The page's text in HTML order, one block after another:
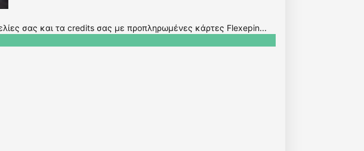
σας και τα credits σας με προπληρωμένες κάρτες Flexepin...